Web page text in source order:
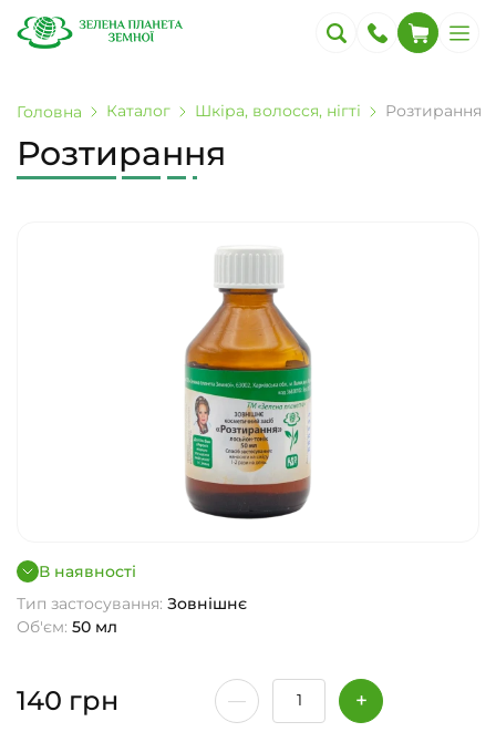
Головна Каталог Шкіра, волосся, нігті Розтирання
Розтирання
В наявності
Тип застосування: Зовнішнє
Об'єм: 50 мл
140 грн